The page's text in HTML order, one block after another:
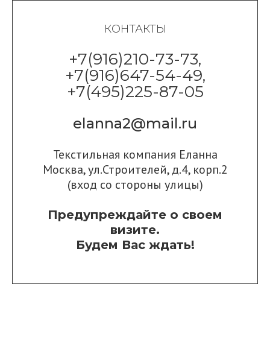
КОНТАКТЫ
+7(916)210-73-73,
+7(916)647-54-49,
+7(495)225-87-05
elanna2@mail.ru
Текстильная компания Еланна
Москва, ул.Строителей, д.4, корп.2
(вход со стороны улицы)
Предупреждайте о своем
визите.
Будем Вас ждать!